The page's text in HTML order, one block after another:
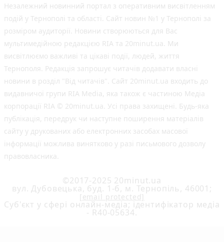
Незалежний новинний портал з оперативним висвітленням
подій у Тернополі та області. Сайт новин №1 у Тернополі за
розміром аудиторії. Новини створюються для Вас
мультимедійною редакцією RIA та 20minut.ua. Ми
висвітлюємо важливі та цікаві події, людей, життя
Тернополя. Редакція запрошує читачів додавати власні
новини в розділ "Від читачів". Сайт 20minut.ua входить до
видавничої групи RIA Media, яка також є частиною Медіа
корпорації RIA © 20minut.ua. Усі права захищені. Будь-яка
публiкацiя, передрук чи наступне поширення матеріалів
сайту у друкованих або електронних засобах масової
інформації можлива винятково у разі письмового дозволу
правовласника.
©2017-2025 20minut.ua
вул. Дубовецька, буд. 1-б, м. Тернопіль, 46001;
[email protected]
Cуб'єкт у сфері онлайн-медіа; ідентифікатор медіа
- R40-05634.